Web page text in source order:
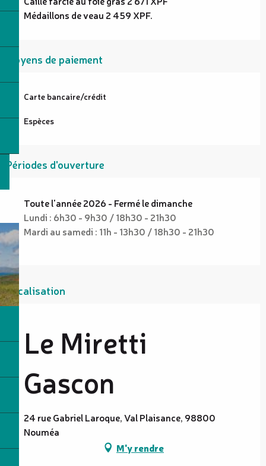
Médaillons de veau 2 459 XPF.
Moyens de paiement
Carte bancaire/crédit
Espèces
Périodes d'ouverture
Toute l'année 2026 - Fermé le dimanche
Lundi : 6h30 - 9h30 / 18h30 - 21h30
Mardi au samedi : 11h - 13h30 / 18h30 - 21h30
Localisation
Le Miretti
Gascon
24 rue Gabriel Laroque, Val Plaisance, 98800
Nouméa
M'y rendre